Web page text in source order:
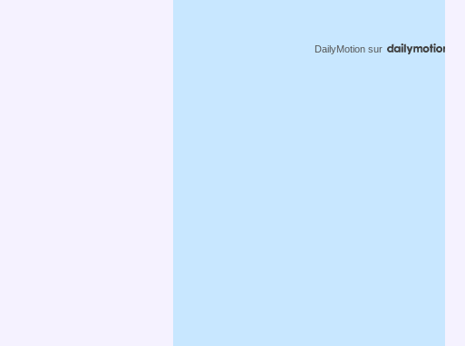
DailyMotion sur